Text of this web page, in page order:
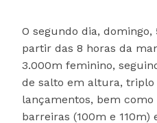
O segundo dia,
partir das 8 horas da
3.000m feminino,
de salto em altura, triplo
lançamentos, bem
barreiras (100m e 110m)